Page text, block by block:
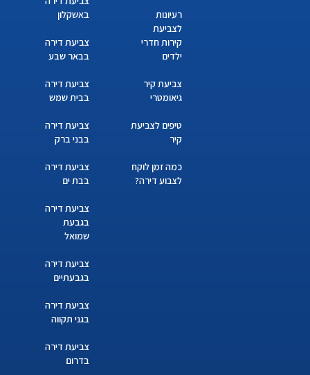
רעיונות
לצביעת
קירות חדרי
ילדים
צביעת קיר
גיאומטרי
טיפים לצביעת
קיר
כמה זמן לוקח
לצבוע דירה?
באשקלון
צביעת דירה
בבאר שבע
צביעת דירה
בבית שמש
צביעת דירה
בבני ברק
צביעת דירה
בבת ים
צביעת דירה
בגבעת
שמואל
צביעת דירה
בגבעתיים
צביעת דירה
בגני תקווה
צביעת דירה
בדרום